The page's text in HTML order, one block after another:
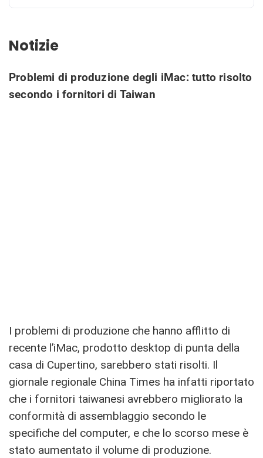
Notizie
Problemi di produzione degli iMac: tutto risolto
secondo i fornitori di Taiwan
I problemi di produzione che hanno afflitto di
recente l’iMac, prodotto desktop di punta della
casa di Cupertino, sarebbero stati risolti. Il
giornale regionale China Times ha infatti riportato
che i fornitori taiwanesi avrebbero migliorato la
conformità di assemblaggio secondo le
specifiche del computer, e che lo scorso mese è
stato aumentato il volume di produzione.